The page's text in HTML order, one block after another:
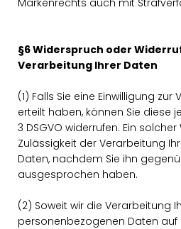
Markenrechts auch mit
§6 Widerspruch oder
Verarbeitung Ihrer Daten
(1) Falls Sie eine Einwilligung
erteilt haben, können Sie diese
3 DSGVO widerrufen. Ein
Zulässigkeit der Verarbeitung
Daten, nachdem Sie ihn
ausgesprochen haben.
(2) Soweit wir die Verarbeitung
personenbezogenen Daten auf